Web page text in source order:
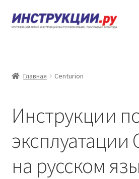
Перейти
к
Перейти
к
Каталог инструкций по
Личный кабинет
Главная Centurion
Инструкции
эксплуатации
на русском